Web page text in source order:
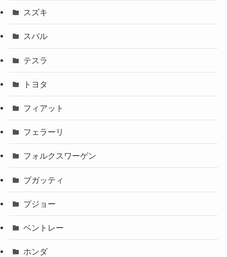
スズキ
スバル
テスラ
トヨタ
フィアット
フェラーリ
フォルクスワーゲン
ブガッティ
プジョー
ベントレー
ホンダ